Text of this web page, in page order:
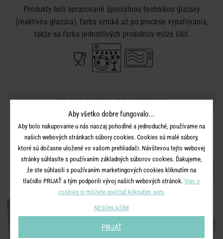
Produkty boli spracované špeciálnou technikou glazúry
(reaktívna glazúra), farba vzniká až po procese vypaľovania,
takže sa farba jednotlivých produktov môže líšiť.
ZDIEĽAJTE S PRIATEĽMI
ĎALŠIE PRODUKTY ZO SÉRIE
Aby všetko dobre fungovalo...
Aby bolo nakupovanie u nás naozaj pohodlné a jednoduché, používame na
našich webových stránkach súbory cookies. Cookies sú malé súbory,
ktoré sú dočasne uložené vo vašom prehliadači. Návštevou tejto webovej
stránky súhlasíte s používaním základných súborov cookies. Ďakujeme,
že ste súhlasili s používaním marketingových cookies kliknutím na
tlačidlo PRIJAŤ a tým podporili vývoj našich webových stránok. Viac o
cookies si môžete prečítať kliknutím sem.
NESÚHLASÍM
PRIJAŤ